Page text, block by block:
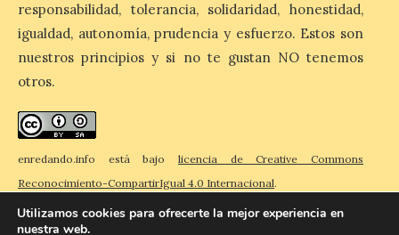
Asturias lidera el impacto
del fenómeno, con el
mayor aumento en
planificación: reservas más anticipadas y
estancias más breves en torno al evento.
responsabilidad, tolerancia, solidaridad, honestidad,
igualdad, autonomía, prudencia y esfuerzo. Estos son
nuestros principios y si no te gustan NO tenemos
otros.
enredando.info está bajo licencia de Creative Commons
Reconocimiento-CompartirIgual 4.0 Internacional.
Utilizamos cookies para ofrecerte la mejor experiencia en
nuestra web.